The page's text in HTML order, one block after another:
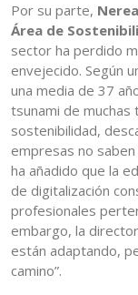
Por su parte,
Área de
sector ha perdido
envejecido. Según
una media de 37
tsunami de muchas
sostenibilidad,
empresas no
ha añadido que la
de digitalización
profesionales
embargo, la
están adaptando,
camino”.